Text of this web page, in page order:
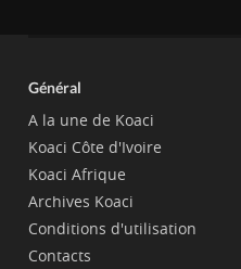
Général
A la une de Koaci
Koaci Côte d'Ivoire
Koaci Afrique
Archives Koaci
Conditions d'utilisation
Contacts